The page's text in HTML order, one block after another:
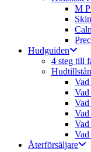
M
Hudguiden
4 steg till
Vad
Vad
Vad
Vad
Återförsäljare